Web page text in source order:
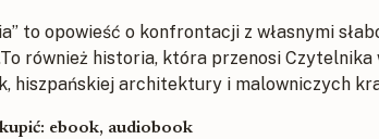
to opowieść o konfrontacji z własnymi
również historia, która przenosi
hiszpańskiej architektury i malowniczych
ebook, audiobook